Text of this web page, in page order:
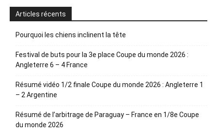
Articles récents
Pourquoi les chiens inclinent la tête
Festival de buts pour la 3e place Coupe du monde 2026 :
Angleterre 6 – 4 France
Résumé vidéo 1/2 finale Coupe du monde 2026 : Angleterre 1
– 2 Argentine
Résumé de l’arbitrage de Paraguay – France en 1/8e Coupe
du monde 2026